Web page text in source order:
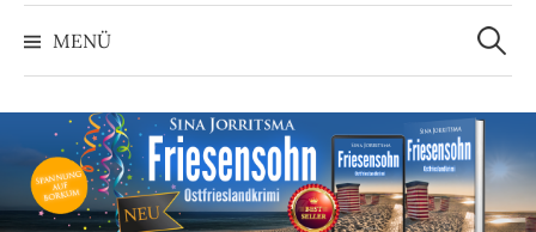
MENÜ
Suchen
nach: